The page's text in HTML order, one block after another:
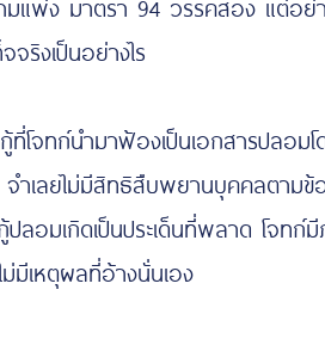
ริงเป็นอย่างไร
าฟ้องเป็นเอกสารปลอมโดยไ
ำเลยไม่มีสิทธิสืบพยานบุคคลตาม
มเกิดเป็นประเด็นที่พลาด โจทก์มี
มีเหตุผลที่อ้างนั่นเอง